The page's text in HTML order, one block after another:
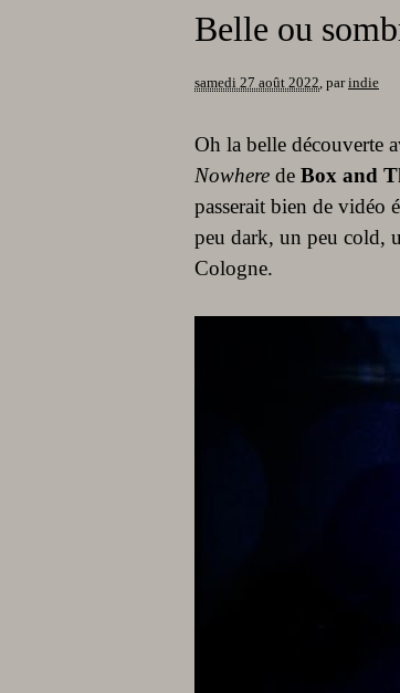
Belle ou
samedi 27 août 2022, parindie
Oh la belle découverte
Nowhere de Box and
passerait bien de vidéo
peu dark, un peu cold,
Cologne.